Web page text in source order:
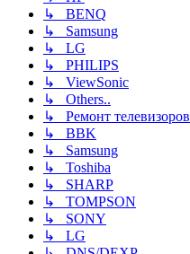
↳ BENQ
↳ Samsung
↳ LG
↳ PHILIPS
↳ ViewSonic
↳ Others..
↳ Ремонт телевизоров
↳ BBK
↳ Samsung
↳ Toshiba
↳ SHARP
↳ TOMPSON
↳ SONY
↳ LG